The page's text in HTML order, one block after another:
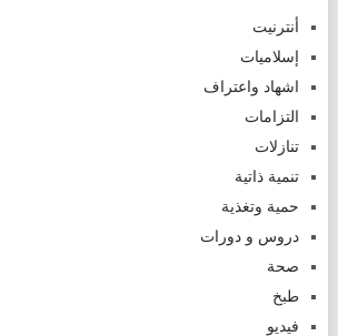
أنترنيت
إسلاميات
اشهاد واعتراف
التزامات
تنازلات
تنمية ذاتية
حمية وتغذية
دروس و دورات
صحة
طبخ
فيديو